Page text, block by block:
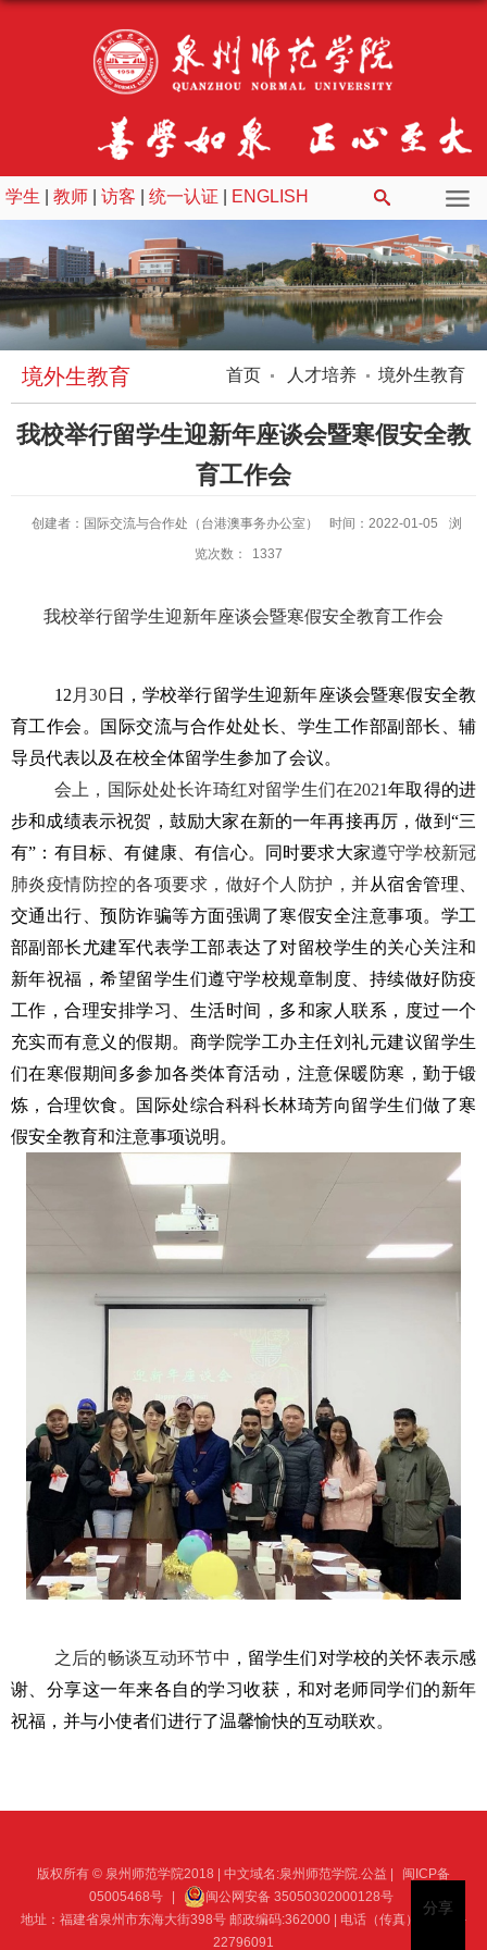
学生 教师 访客 统一认证 ENGLISH
首页 人才培养 境外生教育
境外生教育
我校举行留学生迎新年座谈会暨寒假安全教
育工作会
创建者：国际交流与合作处（台港澳事务办公室） 时间：2022-01-05
浏
览次数：
1337
我校举行留学生迎新年座谈会暨寒假安全教育工作会
12 月30 日，学校举行留学生迎新年座谈会暨寒假安全教
育工作会。国际交流与合作处处长、学生工作部副部长、辅
导员代表以及在校全体留学生参加了会议。
会上，国际处处长许琦红对留学生们在2021年取得的进
步和成绩表示祝贺，鼓励大家在新的一年再接再厉，做到“三
有”：有目标、有健康、有信心。同时要求大家遵守学校新冠
肺炎疫情防控的各项要求，做好个人防护，并从宿舍管理、
交通出行、预防诈骗等方面强调了寒假安全注意事项。学工
部副部长尤建军代表学工部表达了对留校学生的关心关注和
新年祝福，希望留学生们遵守学校规章制度、持续做好防疫
工作，合理安排学习、生活时间，多和家人联系，度过一个
充实而有意义的假期。商学院学工办主任刘礼元建议留学生
们在寒假期间多参加各类体育活动，注意保暖防寒，勤于锻
炼，合理饮食。国际处综合科科长林琦芳向留学生们做了寒
假安全教育和注意事项说明。
之后的畅谈互动环节中 ，留学生们对学校的关怀表示感
谢、分享这一年来各自的学习收获，和对老师同学们的新年
祝福，并与小使者们进行了温馨愉快的互动联欢。
分享
版权所有 © 泉州师范学院2018 | 中文域名:泉州师范学院.公益 |
闽ICP备
05005468号
|
闽公网安备 35050302000128号
地址：福建省泉州市东海大街398号 邮政编码:362000 | 电话（传真）：0595-
22796091